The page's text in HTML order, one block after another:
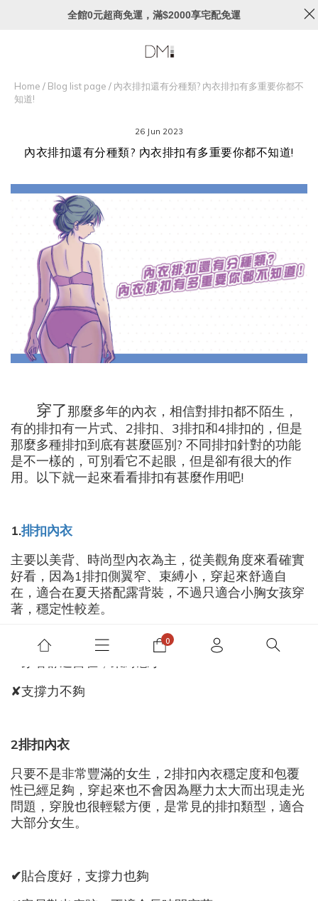
Home / Blog list page / 內衣排扣還有分種類? 內衣排扣有多重要你都不
知道!
26 Jun 2023
內衣排扣還有分種類? 內衣排扣有多重要你都不知道!
穿了那麼多年的內衣，相信對排扣都不陌生，
有的排扣有一片式、2排扣、3排扣和4排扣的，但是
那麼多種排扣到底有甚麼區別? 不同排扣針對的功能
是不一樣的，可別看它不起眼，但是卻有很大的作
用。以下就一起來看看排扣有甚麼作用吧!
1.排扣內衣
主要以美背、時尚型內衣為主，從美觀角度來看確實
好看，因為1排扣側翼窄、束縛小，穿起來舒適自
在，適合在夏天搭配露背裝，不過只適合小胸女孩穿
著，穩定性較差。
✘支撐力不夠
2排扣內衣
只要不是非常豐滿的女生，2排扣內衣穩定度和包覆
性已經足夠，穿起來也不會因為壓力太大而出現走光
問題，穿脫也很輕鬆方便，是常見的排扣類型，適合
大部分女生。
✔貼合度好，支撐力也夠
全館0元超商免運，滿$2000享宅配免運